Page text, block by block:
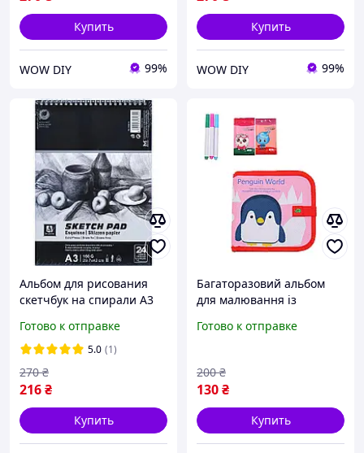
Купить
WOW DIY 99%
Купить
WOW DIY 99%
Альбом для рисования
скетчбук на спирали А3
робот красками и
карандашами) 29.7x42 cm
Готово к отправке
5.0 (1)
216₴
270 ₴
Купить
Багаторазовий альбом
для малювання із
World
Готово к отправке
130₴
200 ₴
Купить